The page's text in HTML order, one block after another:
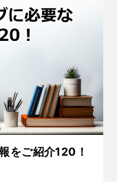
をご紹介120！